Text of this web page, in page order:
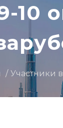
10
Участники